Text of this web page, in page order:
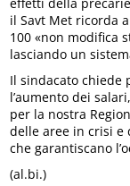
il Savt Met ricorda
100 «non modifica
lasciando un
Il sindacato chiede
l’aumento dei
per la nostra
delle aree in crisi e
che garantiscano
(al.bi.)